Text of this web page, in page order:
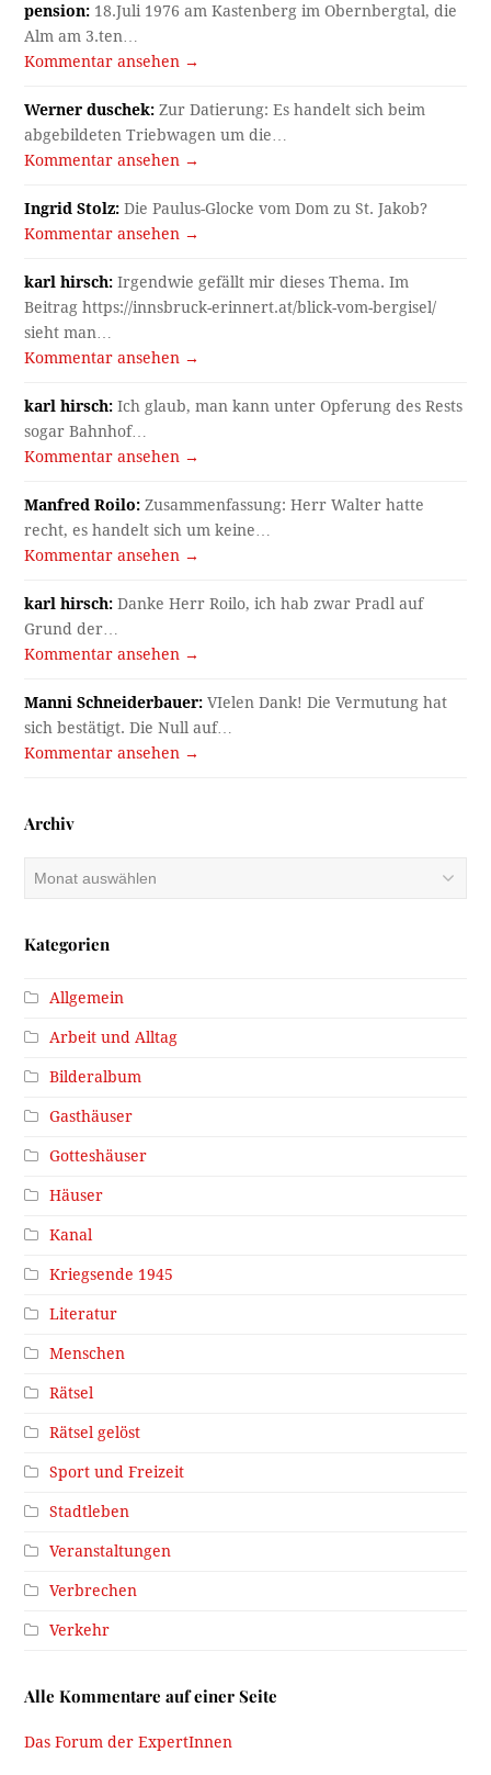
pension: 18.Juli 1976 am Kastenberg im Obernbergtal, die
Alm am 3.ten…
Kommentar ansehen →
Werner duschek: Zur Datierung: Es handelt sich beim
abgebildeten Triebwagen um die…
Kommentar ansehen →
Ingrid Stolz: Die Paulus-Glocke vom Dom zu St. Jakob?
Kommentar ansehen →
karl hirsch: Irgendwie gefällt mir dieses Thema. Im
Beitrag https://innsbruck-erinnert.at/blick-vom-bergisel/
sieht man…
Kommentar ansehen →
karl hirsch: Ich glaub, man kann unter Opferung des Rests
sogar Bahnhof…
Kommentar ansehen →
Manfred Roilo: Zusammenfassung: Herr Walter hatte
recht, es handelt sich um keine…
Kommentar ansehen →
karl hirsch: Danke Herr Roilo, ich hab zwar Pradl auf
Grund der…
Kommentar ansehen →
Manni Schneiderbauer: VIelen Dank! Die Vermutung hat
sich bestätigt. Die Null auf…
Kommentar ansehen →
Archiv
Kategorien
Allgemein
Arbeit und Alltag
Bilderalbum
Gasthäuser
Gotteshäuser
Häuser
Kanal
Kriegsende 1945
Literatur
Menschen
Rätsel
Rätsel gelöst
Sport und Freizeit
Stadtleben
Veranstaltungen
Verbrechen
Verkehr
Alle Kommentare auf einer Seite
Das Forum der ExpertInnen